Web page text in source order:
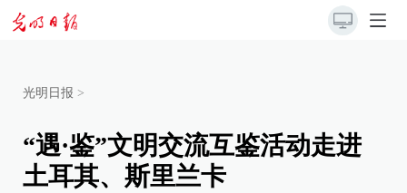
光明日报 >
“遇·鉴”文明交流互鉴活动走进
土耳其、斯里兰卡